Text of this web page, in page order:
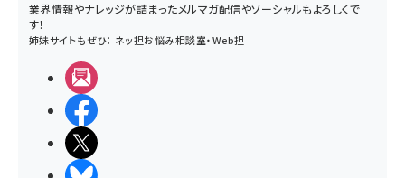
業界情報やナレッジが詰まったメルマガ配信やソーシャルもよろしくで
す！
姉妹サイトもぜひ： ネッ担お悩み相談室・Web担